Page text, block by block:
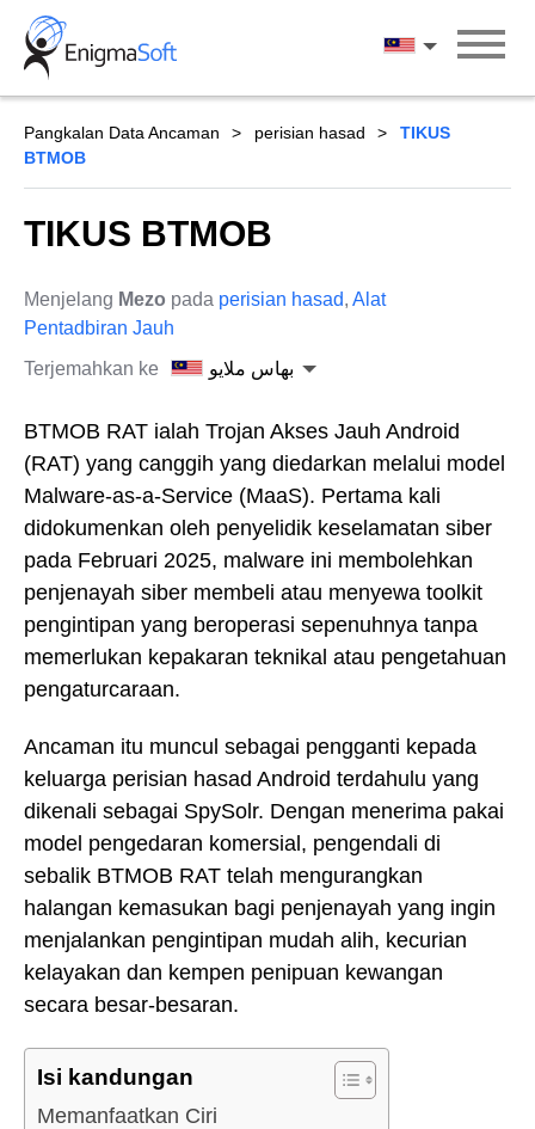
Skip
content
بهاس ملايو
Pangkalan Data Ancaman perisian hasad
TIKUS
BTMOB
TIKUS BTMOB
Menjelang Mezo pada perisian hasad, Alat
Pentadbiran Jauh
Terjemahkan ke
بهاس ملايو
BTMOB RAT ialah Trojan Akses Jauh Android
(RAT) yang canggih yang diedarkan melalui model
Malware-as-a-Service (MaaS). Pertama kali
didokumenkan oleh penyelidik keselamatan siber
pada Februari 2025, malware ini membolehkan
penjenayah siber membeli atau menyewa toolkit
pengintipan yang beroperasi sepenuhnya tanpa
memerlukan kepakaran teknikal atau pengetahuan
pengaturcaraan.
Ancaman itu muncul sebagai pengganti kepada
keluarga perisian hasad Android terdahulu yang
dikenali sebagai SpySolr. Dengan menerima pakai
model pengedaran komersial, pengendali di
sebalik BTMOB RAT telah mengurangkan
halangan kemasukan bagi penjenayah yang ingin
menjalankan pengintipan mudah alih, kecurian
kelayakan dan kempen penipuan kewangan
secara besar-besaran.
Isi kandungan
Memanfaatkan Ciri